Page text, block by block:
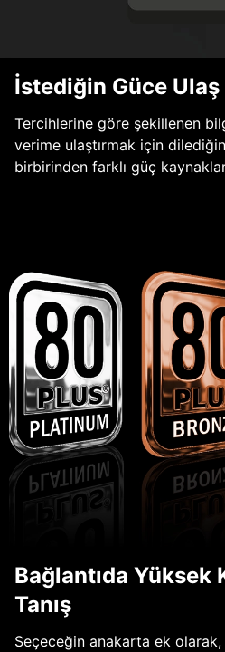
İstediğin Güce Ulaş
Tercihlerine göre şekillenen
verime ulaştırmak için
birbirinden farklı güç
Bağlantıda Yüksek
Tanış
Seçeceğin anakarta ek